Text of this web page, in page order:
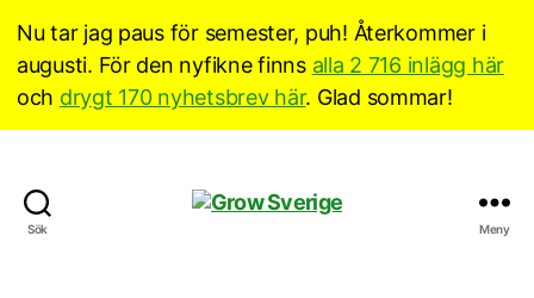
Nu tar jag paus för semester, puh! Återkommer i
augusti. För den nyfikne finns alla 2 716 inlägg här
och drygt 170 nyhetsbrev här. Glad sommar!
Sök Meny